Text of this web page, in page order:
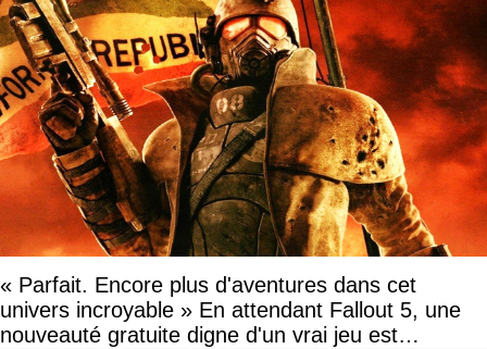
« Parfait. Encore plus d'aventures dans cet
univers incroyable » En attendant Fallout 5, une
nouveauté gratuite digne d'un vrai jeu est